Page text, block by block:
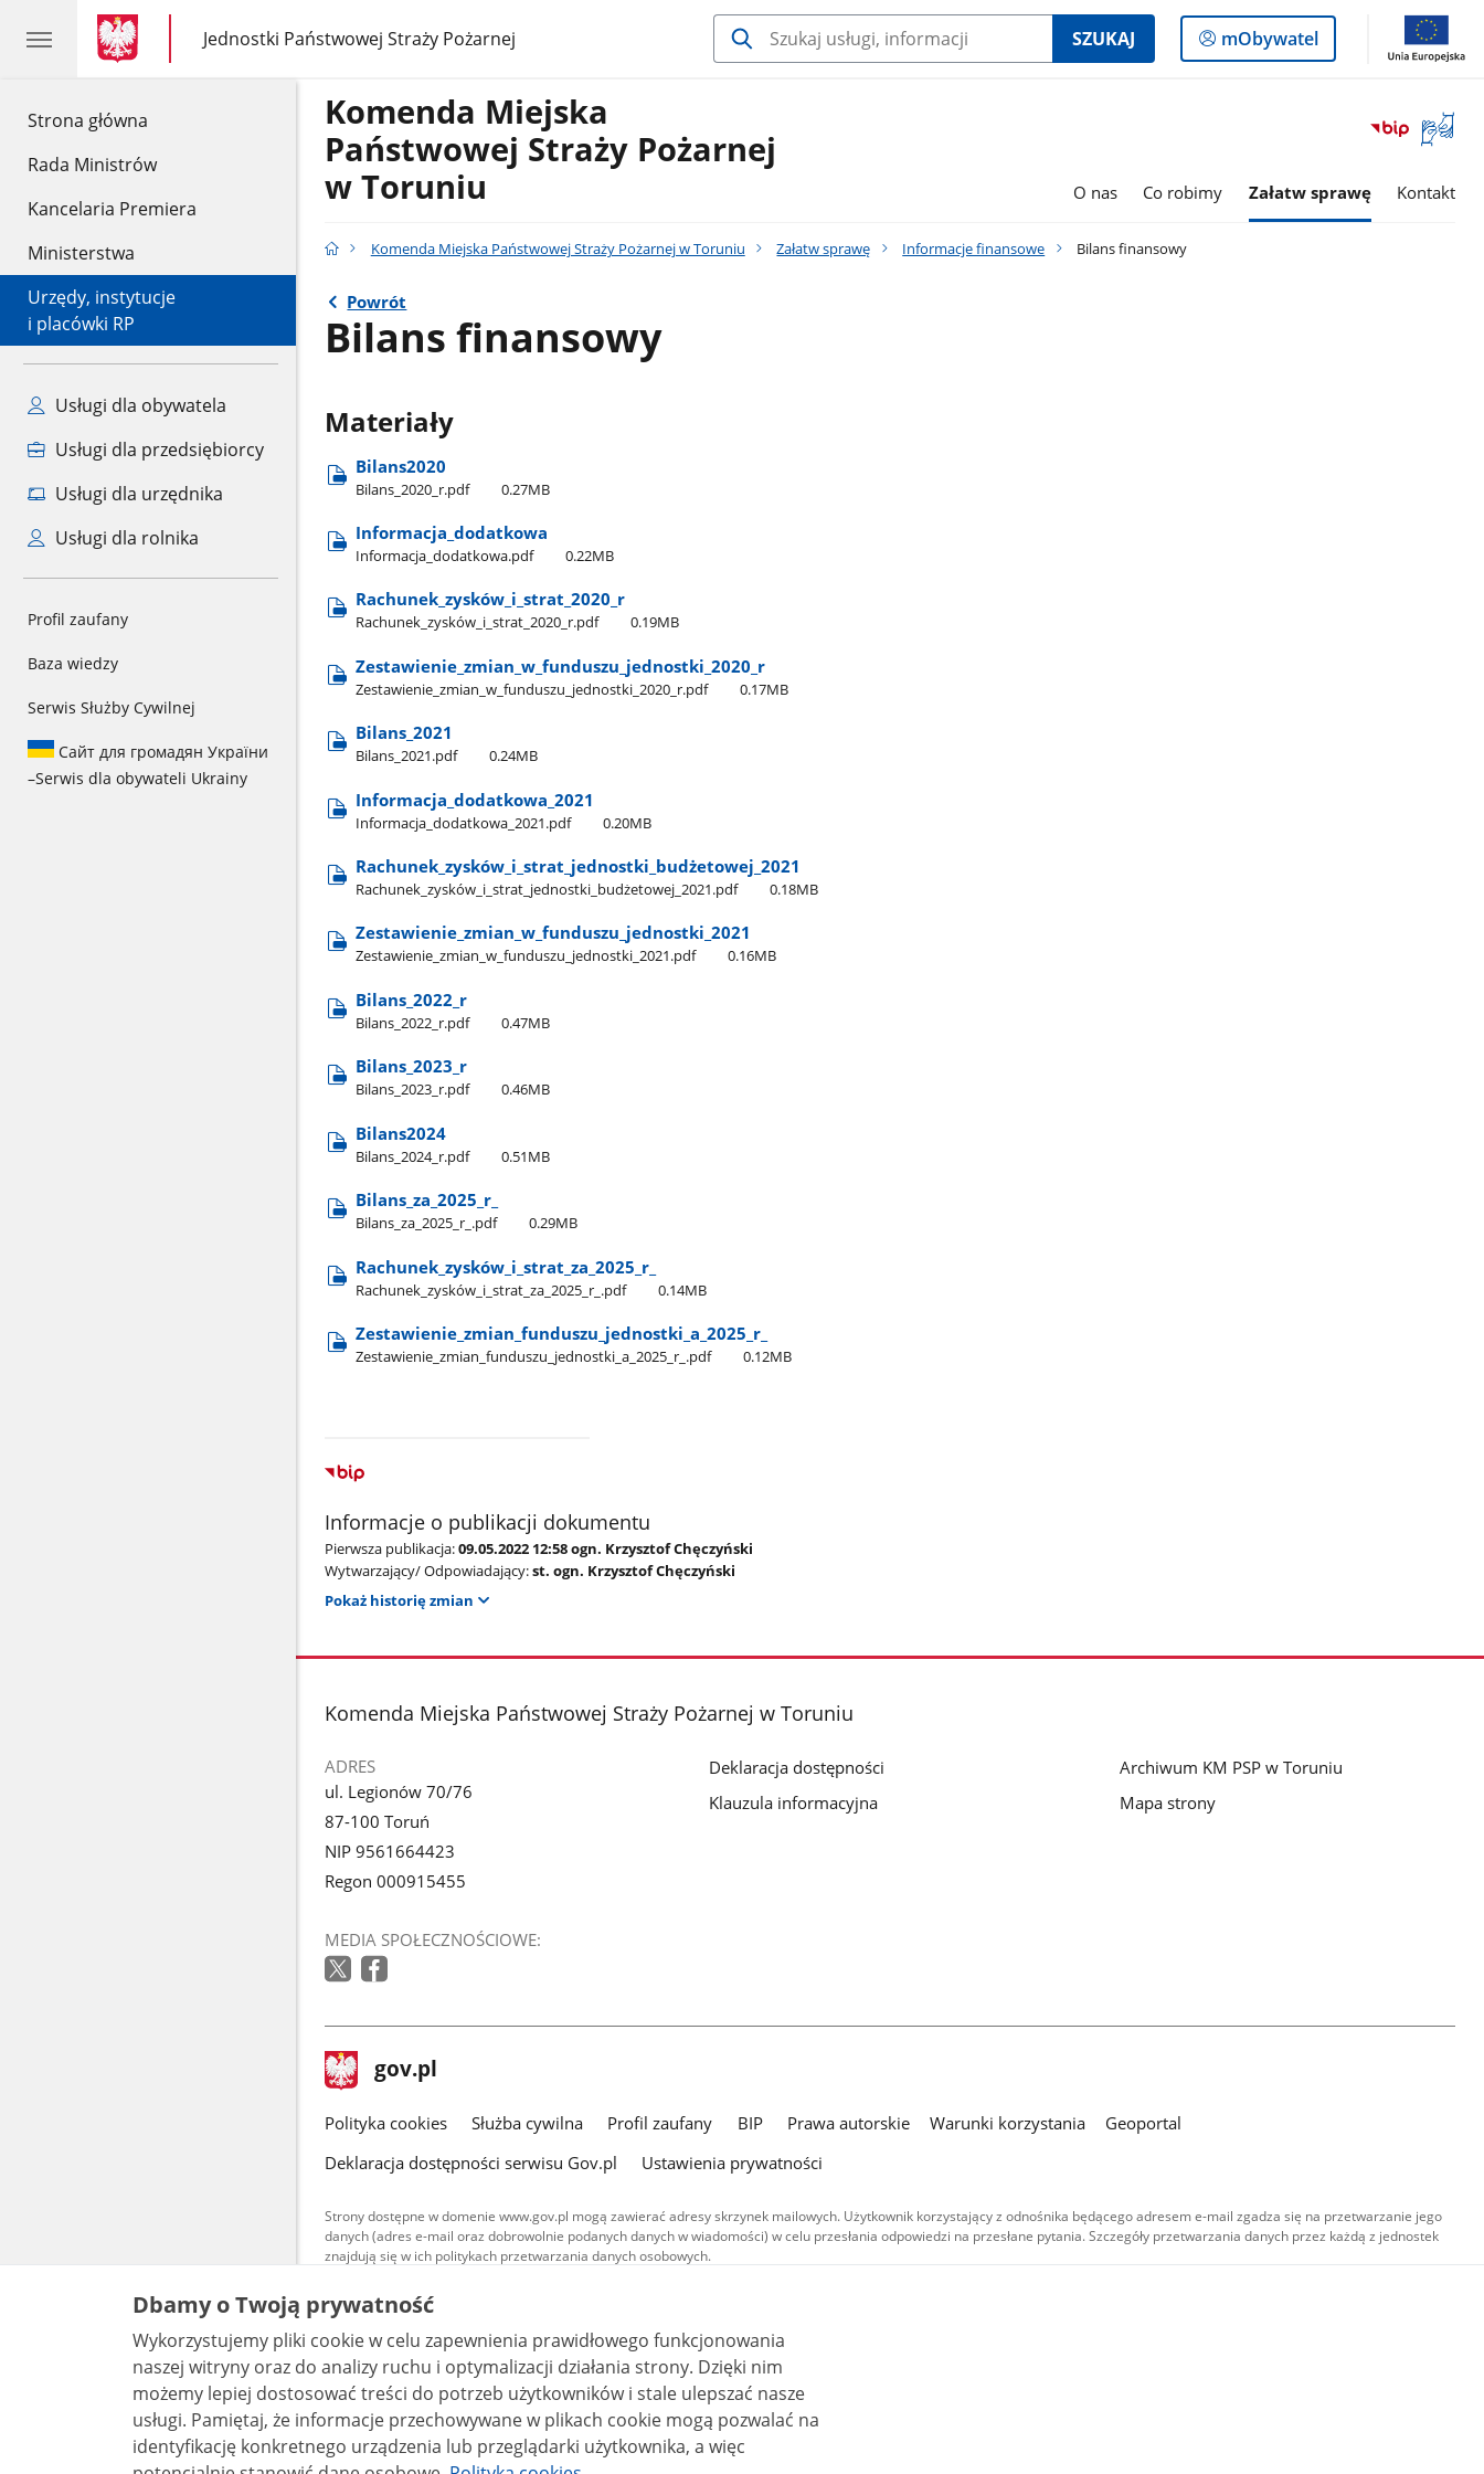
Strona główna
Rada Ministrów
Kancelaria Premiera
Ministerstwa
Urzędy, instytucje
i placówki RP
Usługi dla obywatela
Usługi dla przedsiębiorcy
Usługi dla urzędnika
Usługi dla rolnika
Profil zaufany
Baza wiedzy
Serwis Służby Cywilnej
Сайт для громадян України
–Serwis dla obywateli Ukrainy
gov.pl
gov.pl
Jednostki Państwowej Straży Pożarnej
gov.pl
Jednostki
Państwowej
SZUKAJ
Logowanie
do
mObywatel
Otwórz
okno
Komenda Miejska
Państwowej Straży Pożarnej
w Toruniu
O nas Co robimy Załatw sprawę Kontakt
Komenda Miejska Państwowej Straży Pożarnej w Toruniu Załatw sprawę Informacje finansowe Bilans finansowy
Powrót
Bilans finansowy
Materiały
Bilans2020
Bilans​_2020​_r.pdf 0.27MB
Informacja​_dodatkowa
Informacja​_dodatkowa.pdf 0.22MB
Rachunek​_zysków​_i​_strat​_2020​_r
Rachunek​_zysków​_i​_strat​_2020​_r.pdf 0.19MB
Zestawienie​_zmian​_w​_funduszu​_jednostki​_2020​_r
Zestawienie​_zmian​_w​_funduszu​_jednostki​_2020​_r.pdf 0.17MB
Bilans​_2021
Bilans​_2021.pdf 0.24MB
Informacja​_dodatkowa​_2021
Informacja​_dodatkowa​_2021.pdf 0.20MB
Rachunek​_zysków​_i​_strat​_jednostki​_budżetowej​_2021
Rachunek​_zysków​_i​_strat​_jednostki​_budżetowej​_2021.pdf 0.18MB
Zestawienie​_zmian​_w​_funduszu​_jednostki​_2021
Zestawienie​_zmian​_w​_funduszu​_jednostki​_2021.pdf 0.16MB
Bilans​_2022​_r
Bilans​_2022​_r.pdf 0.47MB
Bilans​_2023​_r
Bilans​_2023​_r.pdf 0.46MB
Bilans2024
Bilans​_2024​_r.pdf 0.51MB
Bilans​_za​_2025​_r​_
Bilans​_za​_2025​_r​_.pdf 0.29MB
Rachunek​_zysków​_i​_strat​_za​_2025​_r​_
Rachunek​_zysków​_i​_strat​_za​_2025​_r​_.pdf 0.14MB
Zestawienie​_zmian​_funduszu​_jednostki​_a​_2025​_r​_
Zestawienie​_zmian​_funduszu​_jednostki​_a​_2025​_r​_.pdf 0.12MB
Informacje o publikacji dokumentu
Pierwsza publikacja:09.05.2022 12:58 ogn. Krzysztof Chęczyński
Wytwarzający/ Odpowiadający:st. ogn. Krzysztof Chęczyński
Pokaż historię zmian
stopka
Komenda Miejska Państwowej Straży Pożarnej w Toruniu
ADRES
ul. Legionów 70/76
87-100 Toruń
NIP 9561664423
Regon 000915455
MEDIA SPOŁECZNOŚCIOWE:
Deklaracja dostępności
Klauzula informacyjna
Archiwum KM PSP w Toruniu
Mapa strony
stopka
gov.pl Strona
gov.pl
gov.pl
Polityka cookies Służba cywilna Profil zaufany BIP Prawa autorskie Warunki korzystania
Geoportal
Deklaracja dostępności serwisu Gov.pl
Ustawienia prywatności
Strony dostępne w domenie www.gov.pl mogą zawierać adresy skrzynek mailowych. Użytkownik korzystający z odnośnika będącego adresem e-mail zgadza się na przetwarzanie jego
danych (adres e-mail oraz dobrowolnie podanych danych w wiadomości) w celu przesłania odpowiedzi na przesłane pytania. Szczegóły przetwarzania danych przez każdą z jednostek
znajdują się w ich politykach przetwarzania danych osobowych.
Treści tekstowe publikowane w serwisie (z wyłączeniem treści audiowizualnych), są
udostępniane na licencji typu Creative Commons: uznanie autorstwa - na tych samych
warunkach 4.0 (CC BY-SA 4.0). Materiały audiowizualne, w tym zdjęcia, materiały audio i wideo,
są udostępniane na licencji typu Creative Commons: uznanie autorstwa użycie niekomercyjne -
bez utworów zależnych 4.0 (CC BY-NC-ND 4.0), o ile nie jest to stwierdzone inaczej.
Dbamy o Twoją prywatność
Wykorzystujemy pliki cookie w celu zapewnienia prawidłowego funkcjonowania
naszej witryny oraz do analizy ruchu i optymalizacji działania strony. Dzięki nim
możemy lepiej dostosować treści do potrzeb użytkowników i stale ulepszać nasze
usługi. Pamiętaj, że informacje przechowywane w plikach cookie mogą pozwalać na
identyfikację konkretnego urządzenia lub przeglądarki użytkownika, a więc